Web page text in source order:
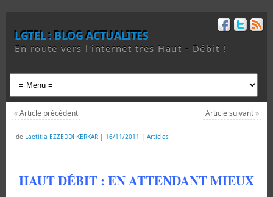
LGTEL : BLOG ACTUALITES
En route vers l'internet très Haut - Débit !
«Article précédent Article suivant»
de Laetitia EZZEDDI KERKAR | 16/11/2011 | Articles
HAUT DÉBIT : EN ATTENDANT MIEUX